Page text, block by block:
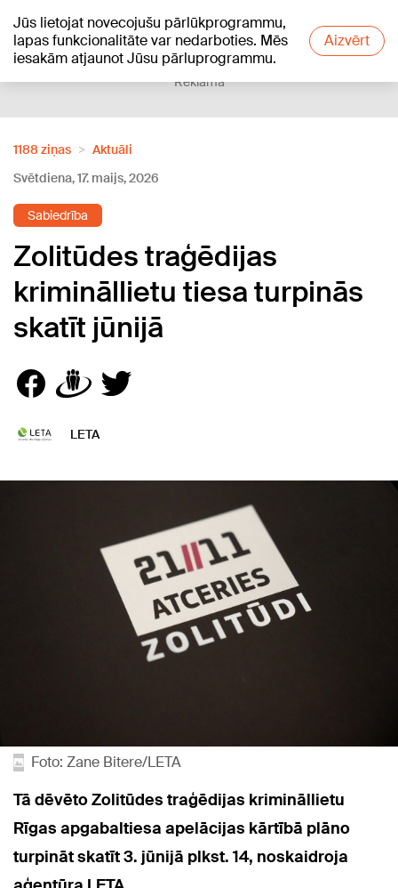
Jūs lietojat novecojušu pārlūkprogrammu,
lapas funkcionalitāte var nedarboties. Mēs
iesakām atjaunot Jūsu pārluprogrammu.
Aizvērt
+24°C
Reklāma
1188 ziņas
Aktuāli
Svētdiena, 17. maijs, 2026
Sabiedrība
Zolitūdes traģēdijas
krimināllietu tiesa turpinās
skatīt jūnijā
LETA
Foto: Zane Bitere/LETA
Tā dēvēto Zolitūdes traģēdijas krimināllietu
Rīgas apgabaltiesa apelācijas kārtībā plāno
turpināt skatīt 3. jūnijā plkst. 14, noskaidroja